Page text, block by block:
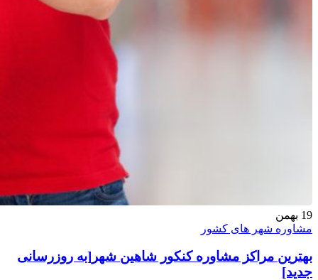
19 بهمن
مشاوره شهر های کشور
بهترین مراکز مشاوره کنکور شاهین شهر[به روزرسانی
جدید]